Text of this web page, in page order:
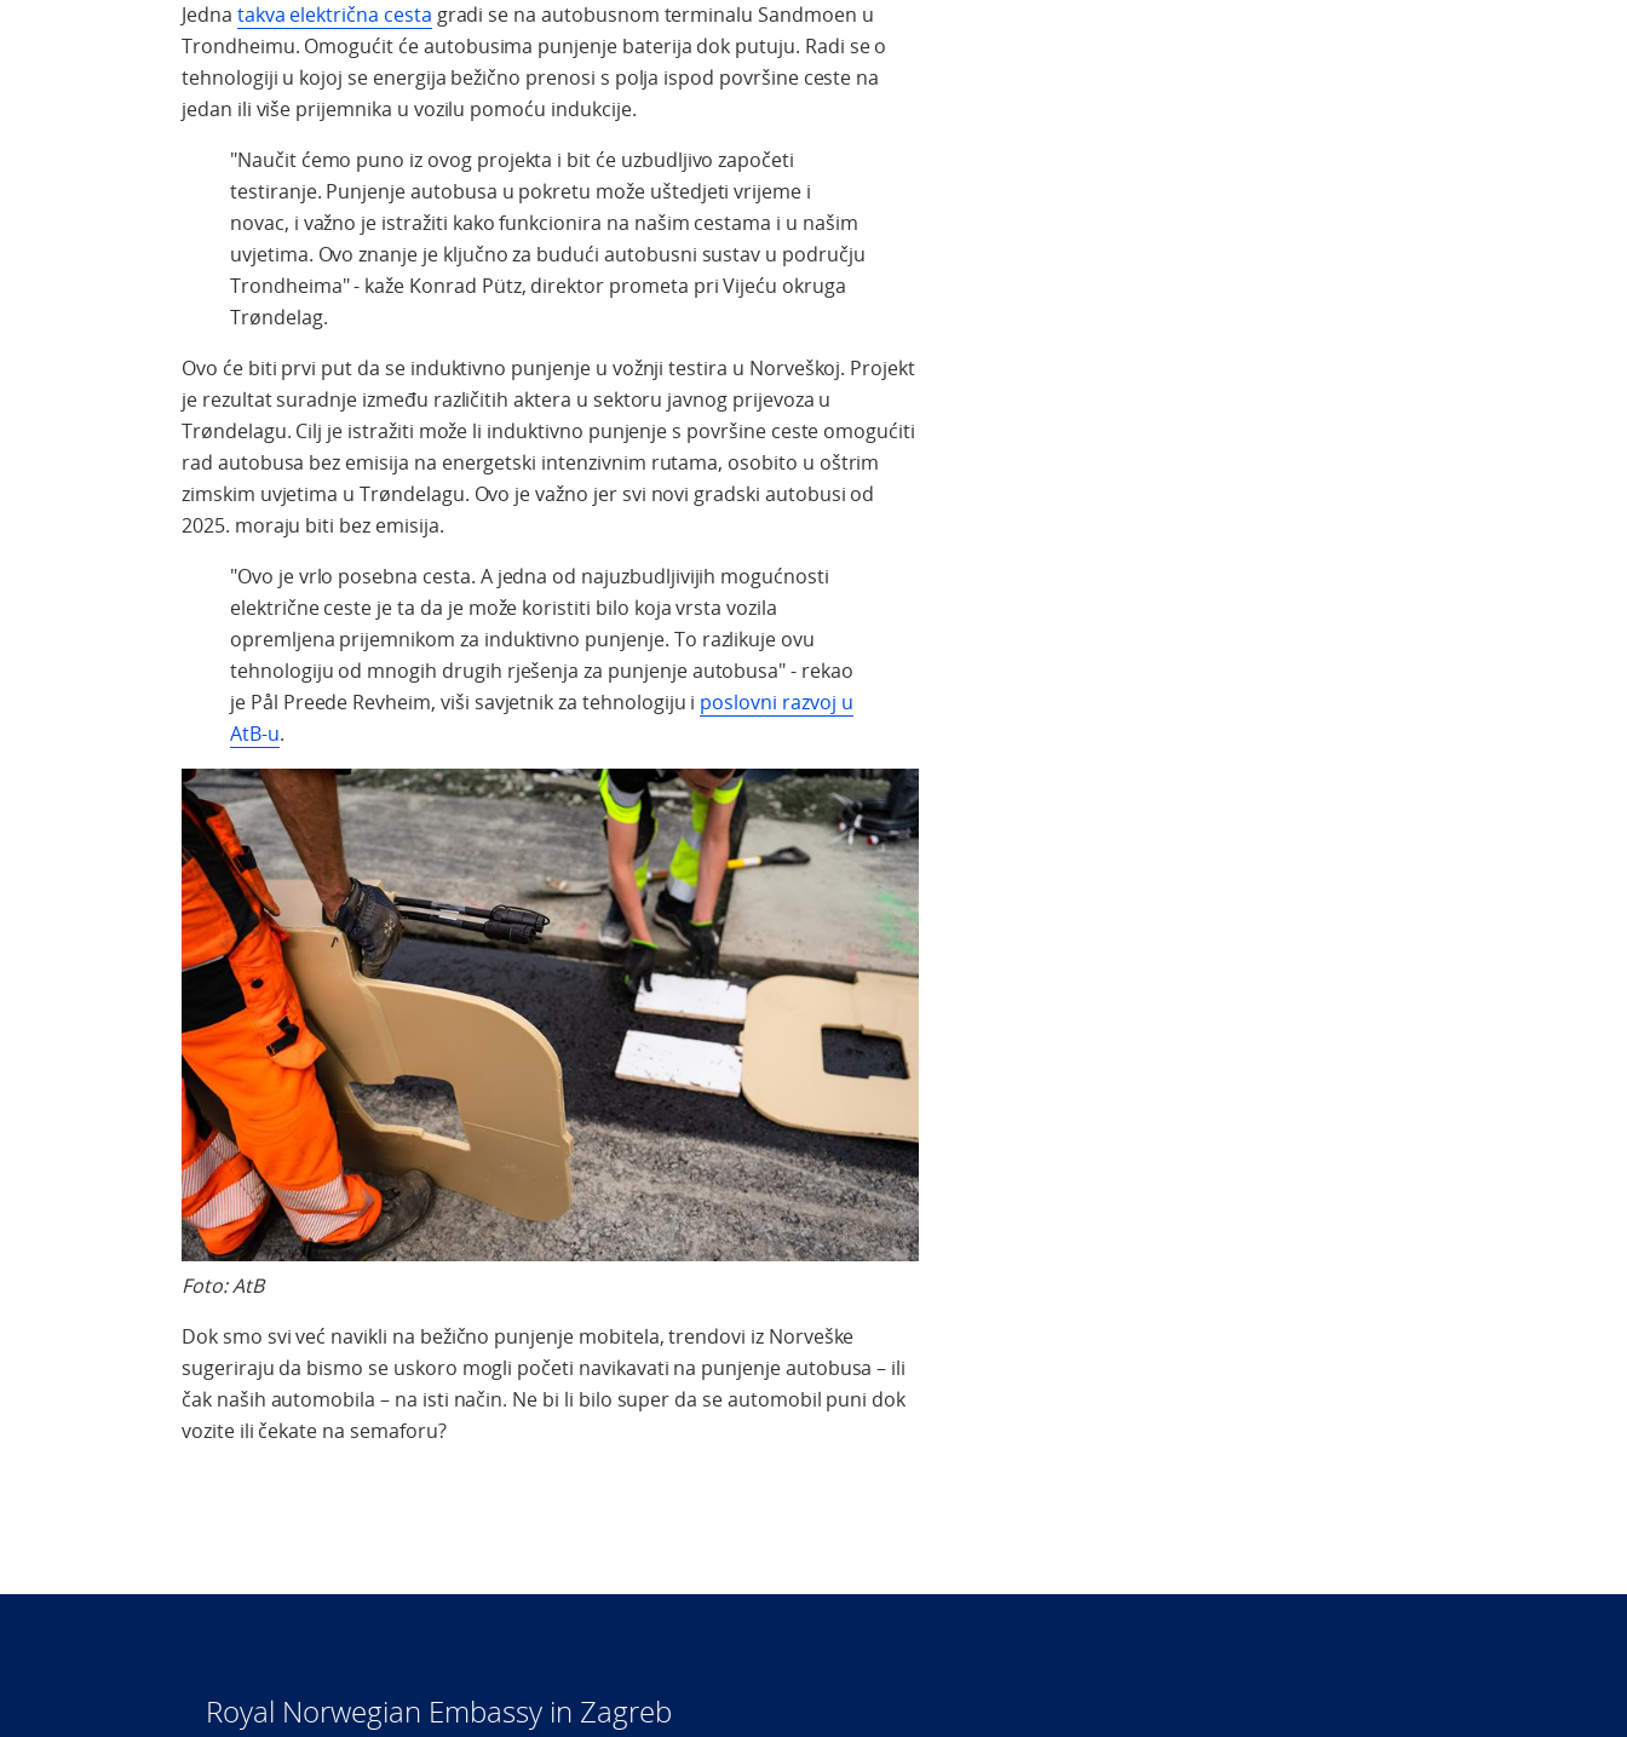
Jedna takva električna cesta gradi se na autobusnom terminalu Sandmoen u
Trondheimu. Omogućit će autobusima punjenje baterija dok putuju. Radi se o
tehnologiji u kojoj se energija bežično prenosi s polja ispod površine ceste na
jedan ili više prijemnika u vozilu pomoću indukcije.
"Naučit ćemo puno iz ovog projekta i bit će uzbudljivo započeti
testiranje. Punjenje autobusa u pokretu može uštedjeti vrijeme i
novac, i važno je istražiti kako funkcionira na našim cestama i u našim
uvjetima. Ovo znanje je ključno za budući autobusni sustav u području
Trondheima" - kaže Konrad Pütz, direktor prometa pri Vijeću okruga
Trøndelag.
Ovo će biti prvi put da se induktivno punjenje u vožnji testira u Norveškoj. Projekt
je rezultat suradnje između različitih aktera u sektoru javnog prijevoza u
Trøndelagu. Cilj je istražiti može li induktivno punjenje s površine ceste omogućiti
rad autobusa bez emisija na energetski intenzivnim rutama, osobito u oštrim
zimskim uvjetima u Trøndelagu. Ovo je važno jer svi novi gradski autobusi od
2025. moraju biti bez emisija.
"Ovo je vrlo posebna cesta. A jedna od najuzbudljivijih mogućnosti
električne ceste je ta da je može koristiti bilo koja vrsta vozila
opremljena prijemnikom za induktivno punjenje. To razlikuje ovu
tehnologiju od mnogih drugih rješenja za punjenje autobusa" - rekao
je Pål Preede Revheim, viši savjetnik za tehnologiju i poslovni razvoj u
AtB-u.
Foto: AtB
Dok smo svi već navikli na bežično punjenje mobitela, trendovi iz Norveške
sugeriraju da bismo se uskoro mogli početi navikavati na punjenje autobusa – ili
čak naših automobila – na isti način. Ne bi li bilo super da se automobil puni dok
vozite ili čekate na semaforu?
Royal Norwegian Embassy in Zagreb